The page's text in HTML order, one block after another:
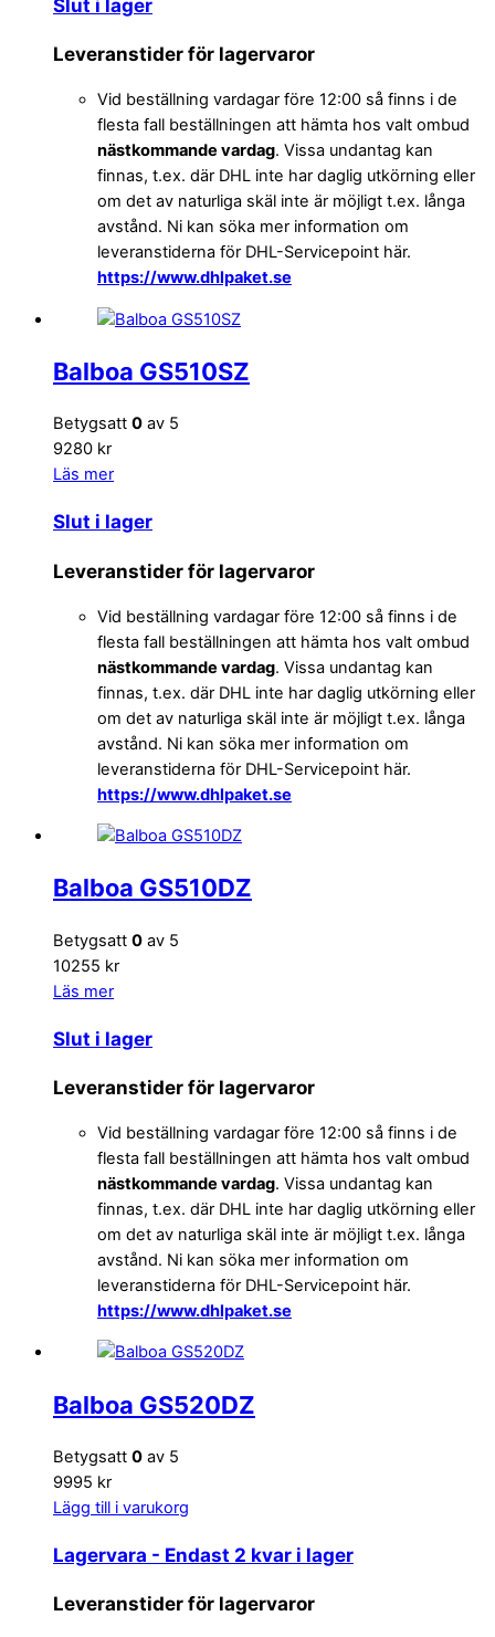
Slut i lager
Leveranstider för lagervaror
Vid beställning vardagar före 12:00 så finns i de
flesta fall beställningen att hämta hos valt ombud
nästkommande vardag. Vissa undantag kan
finnas, t.ex. där DHL inte har daglig utkörning eller
om det av naturliga skäl inte är möjligt t.ex. långa
avstånd. Ni kan söka mer information om
leveranstiderna för DHL-Servicepoint här.
https://www.dhlpaket.se
Balboa GS510SZ
Betygsatt 0 av 5
9280 kr
Läs mer
Slut i lager
Leveranstider för lagervaror
Vid beställning vardagar före 12:00 så finns i de
flesta fall beställningen att hämta hos valt ombud
nästkommande vardag. Vissa undantag kan
finnas, t.ex. där DHL inte har daglig utkörning eller
om det av naturliga skäl inte är möjligt t.ex. långa
avstånd. Ni kan söka mer information om
leveranstiderna för DHL-Servicepoint här.
https://www.dhlpaket.se
Balboa GS510DZ
Betygsatt 0 av 5
10255 kr
Läs mer
Slut i lager
Leveranstider för lagervaror
Vid beställning vardagar före 12:00 så finns i de
flesta fall beställningen att hämta hos valt ombud
nästkommande vardag. Vissa undantag kan
finnas, t.ex. där DHL inte har daglig utkörning eller
om det av naturliga skäl inte är möjligt t.ex. långa
avstånd. Ni kan söka mer information om
leveranstiderna för DHL-Servicepoint här.
https://www.dhlpaket.se
Balboa GS520DZ
Betygsatt 0 av 5
9995 kr
Lägg till i varukorg
Lagervara - Endast 2 kvar i lager
Leveranstider för lagervaror